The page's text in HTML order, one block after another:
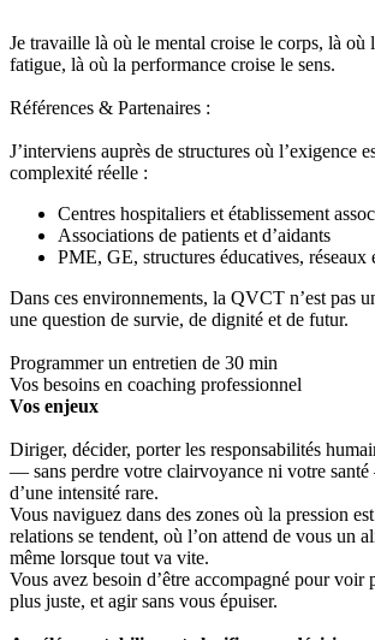
Je travaille là où le mental croise le corps, là où
fatigue, là où la performance croise le sens.
Références & Partenaires :
J’interviens auprès de structures où l’exigence
complexité réelle :
Centres hospitaliers et établissement
Associations de patients et d’aidants
PME, GE, structures éducatives, réseaux
Dans ces environnements, la QVCT n’est pas
une question de survie, de dignité et de futur.
Programmer un entretien de 30 min
Vos besoins en coaching professionnel
Vos enjeux
Diriger, décider, porter les responsabilités
— sans perdre votre clairvoyance ni votre
d’une intensité rare.
Vous naviguez dans des zones où la pression
relations se tendent, où l’on attend de vous un
même lorsque tout va vite.
Vous avez besoin d’être accompagné pour voir
plus juste, et agir sans vous épuiser.